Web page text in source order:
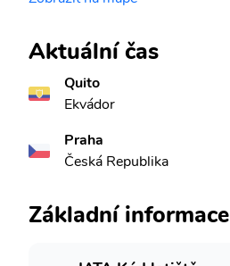
Aktuální čas
Quito
Ekvádor
Praha
Česká Republika
Základní informace